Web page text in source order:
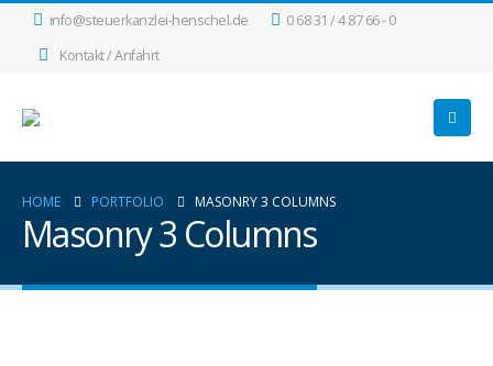
info@steuerkanzlei-henschel.de
0 68 31 / 4 87 66 - 0
Kontakt / Anfahrt
HOME PORTFOLIO MASONRY 3 COLUMNS
Masonry 3 Columns